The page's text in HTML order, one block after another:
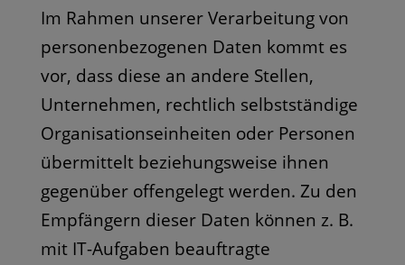
Im Rahmen unserer Verarbeitung von
personenbezogenen Daten kommt es
vor, dass diese an andere Stellen,
Unternehmen, rechtlich selbstständige
Organisationseinheiten oder Personen
übermittelt beziehungsweise ihnen
gegenüber offengelegt werden. Zu den
Empfängern dieser Daten können z. B.
mit IT-Aufgaben beauftragte